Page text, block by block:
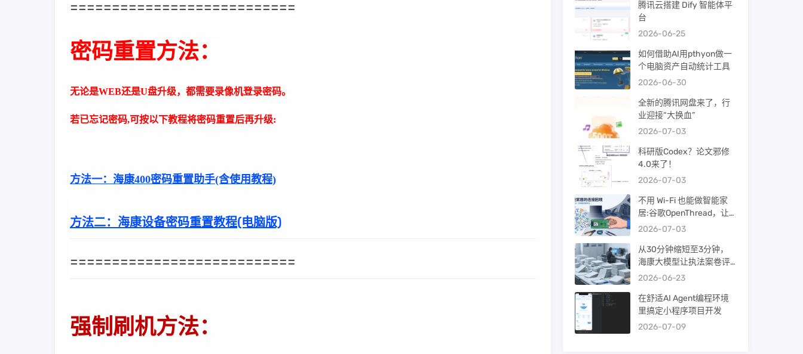
===========================
密码重置方法：
无论是WEB还是U盘升级，都需要录像机登录密码。
若已忘记密码,可按以下教程将密码重置后再升级:
方法一： 海康400密码重置助手(含使用教程)
方法二： 海康设备密码重置教程(电脑版)
===========================
强制刷机方法：
腾讯云搭建 Dify 智能体平
台
2026-06-25
如何借助AI用pthyon做一
个电脑资产自动统计工具
2026-06-30
全新的腾讯网盘来了，行
业迎接“大换血”
2026-07-03
科研版Codex？论文邪修
4.0来了！
2026-07-03
不用 Wi-Fi 也能做智能家
居:谷歌OpenThread，让
ESP32-C6 直接组 Thread
2026-07-03
从30分钟缩短至3分钟，
海康大模型让执法案卷评
查提效10倍！
2026-06-23
在舒适AI Agent编程环境
里搞定小程序项目开发
2026-07-09